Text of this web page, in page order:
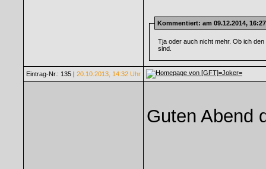
Kommentiert: am 09.12.2014,
Tja oder auch nicht mehr. Ob ich
sind.
Eintrag-Nr.: 135 | 20.10.2013, 14:32 Uhr
Guten Abend